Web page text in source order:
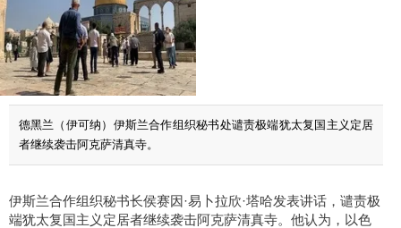
德黑兰（伊可纳）伊斯兰合作组织秘书处谴责极端犹太复国主义定居
者继续袭击阿克萨清真寺。
伊斯兰合作组织秘书长侯赛因·易卜拉欣·塔哈发表讲话，谴责极
端犹太复国主义定居者继续袭击阿克萨清真寺。他认为，以色